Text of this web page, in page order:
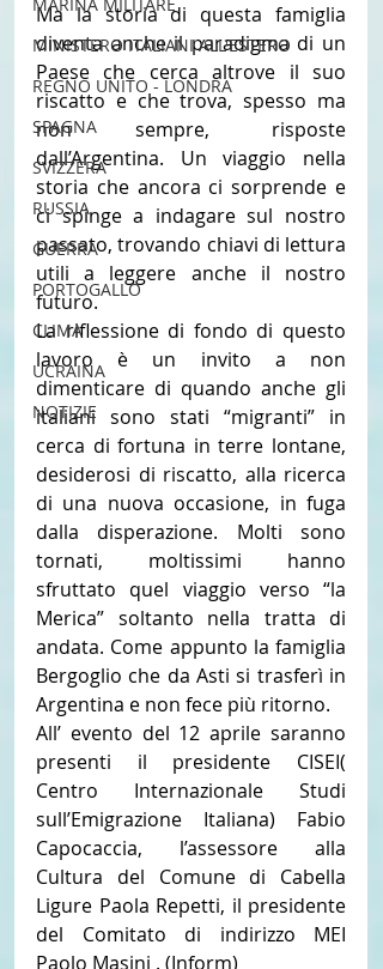
MINISTERO ITALIANI ALL'ESTERO
REGNO UNITO - LONDRA
SPAGNA
SVIZZERA
RUSSIA
GUERRA
PORTOGALLO
CLIMA
UCRAINA
NOTIZIE
Ma la storia di questa famiglia
diventa anche il paradigma di un
Paese che cerca altrove il suo
riscatto e che trova, spesso ma
non sempre, risposte
dall’Argentina. Un viaggio nella
storia che ancora ci sorprende e
ci spinge a indagare sul nostro
passato, trovando chiavi di lettura
utili a leggere anche il nostro
futuro.
La riflessione di fondo di questo
lavoro è un invito a non
dimenticare di quando anche gli
italiani sono stati “migranti” in
cerca di fortuna in terre lontane,
desiderosi di riscatto, alla ricerca
di una nuova occasione, in fuga
dalla disperazione. Molti sono
tornati, moltissimi hanno
sfruttato quel viaggio verso “la
Merica” soltanto nella tratta di
andata. Come appunto la famiglia
Bergoglio che da Asti si trasferì in
Argentina e non fece più ritorno.
All’ evento del 12 aprile saranno
presenti il presidente CISEI(
Centro Internazionale Studi
sull’Emigrazione Italiana) Fabio
Capocaccia, l’assessore alla
Cultura del Comune di Cabella
Ligure Paola Repetti, il presidente
del Comitato di indirizzo MEI
Paolo Masini . (Inform)